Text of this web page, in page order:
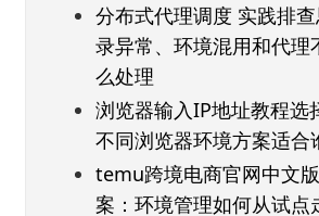
分布式代理调度 实践排
录异常、环境混用和代理
么处理
浏览器输入IP地址教程选
不同浏览器环境方案适合
temu跨境电商官网中文
案：环境管理如何从试点